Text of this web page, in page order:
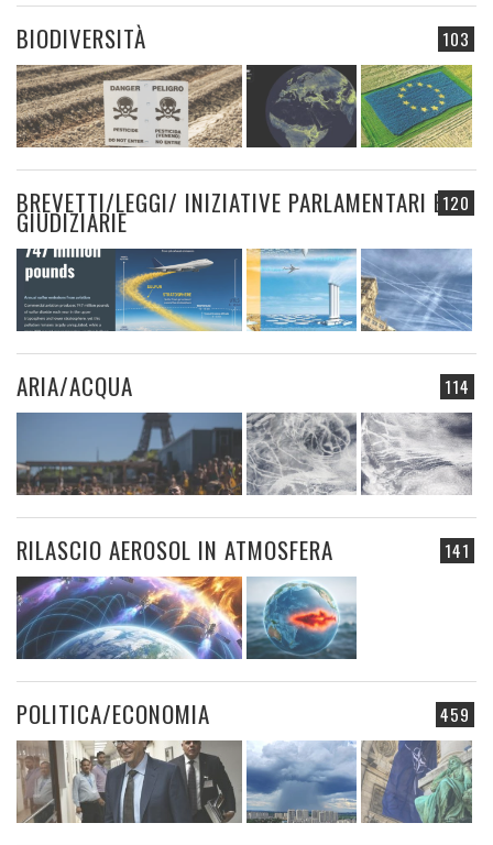
103
BIODIVERSITÀ
120
BREVETTI/LEGGI/ INIZIATIVE PARLAMENTARI E
GIUDIZIARIE
114
ARIA/ACQUA
141
RILASCIO AEROSOL IN ATMOSFERA
459
POLITICA/ECONOMIA